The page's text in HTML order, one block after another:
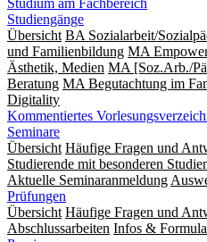
Studiengänge
Übersicht BA Sozialarbeit/
und Familienbildung MA
Ästhetik, Medien MA [Soz.Arb./
Beratung MA Begut­ach­tung im
Digitality
Kommentiertes
Seminare
Übersicht Häufige Fragen und
Studierende mit besonderen
Aktuelle Seminaranmeldung
Prüfungen
Übersicht Häufige Fragen und
Abschlussarbeiten Infos &